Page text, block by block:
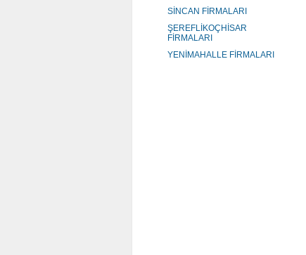
SİNCAN FİRMALARI
ŞEREFLİKOÇHİSAR
FİRMALARI
YENİMAHALLE FİRMALARI